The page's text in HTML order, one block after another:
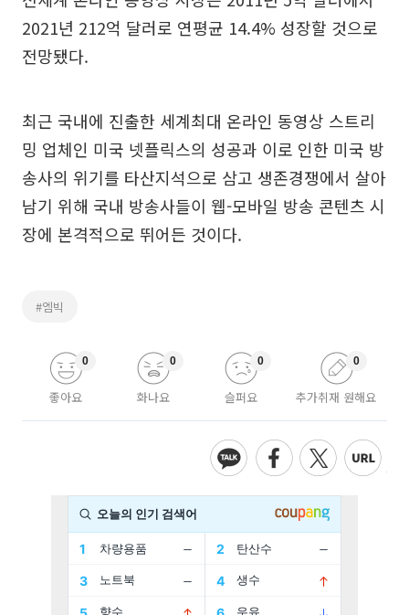
2021년 212억 달러로 연평균 14.4% 성장할 것으로
전망됐다.
최근 국내에 진출한 세계최대 온라인 동영상 스트리
밍 업체인 미국 넷플릭스의 성공과 이로 인한 미국 방
송사의 위기를 타산지석으로 삼고 생존경쟁에서 살아
남기 위해 국내 방송사들이 웹-모바일 방송 콘텐츠 시
장에 본격적으로 뛰어든 것이다.
#엠빅
좋아요
0
화나요
0
슬퍼요
0
추가취재 원해요
0